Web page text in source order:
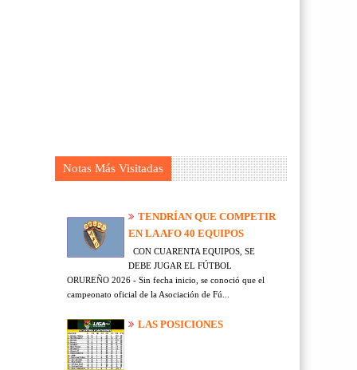
Notas Más Visitadas
TENDRÍAN QUE COMPETIR
EN LA AFO 40 EQUIPOS
CON CUARENTA EQUIPOS, SE
DEBE JUGAR EL FÚTBOL
ORUREÑO 2026 - Sin fecha inicio, se conoció que el
campeonato oficial de la Asociación de Fú...
LAS POSICIONES